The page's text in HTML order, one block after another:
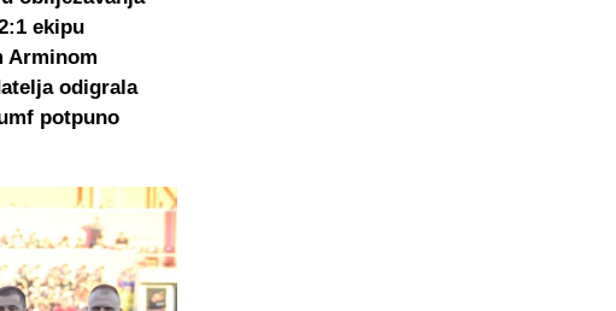
ekipu
Arminom
odigrala
potpuno